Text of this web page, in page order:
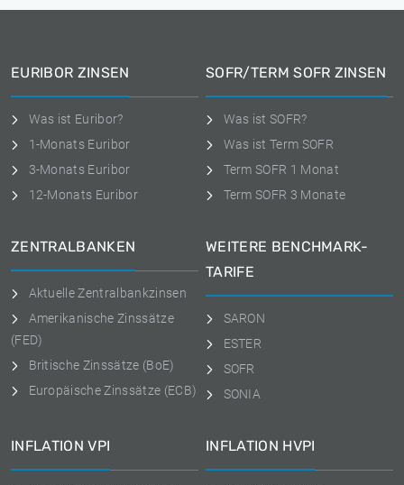
EURIBOR ZINSEN
Was ist Euribor?
1-Monats Euribor
3-Monats Euribor
12-Monats Euribor
SOFR/TERM SOFR ZINSEN
Was ist SOFR?
Was ist Term SOFR
Term SOFR 1 Monat
Term SOFR 3 Monate
ZENTRALBANKEN
Aktuelle Zentralbankzinsen
Amerikanische Zinssätze
(FED)
Britische Zinssätze (BoE)
Europäische Zinssätze (ECB)
WEITERE BENCHMARK-
TARIFE
SARON
ESTER
SOFR
SONIA
INFLATION VPI INFLATION HVPI